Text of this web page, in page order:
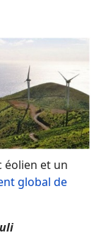
éolien et un
global de